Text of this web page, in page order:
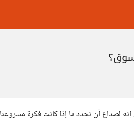
لصداع أن نحدد ما إذا كانت فكرة مشروعنا